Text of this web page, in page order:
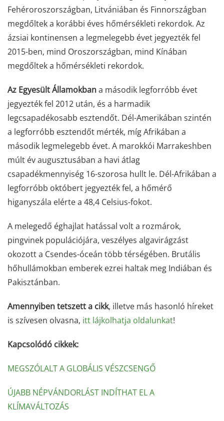
Fehéroroszországban, Litvániában és Finnországban
megdőltek a korábbi éves hőmérsékleti rekordok. Az
ázsiai kontinensen a legmelegebb évet jegyezték fel
2015-ben, mind Oroszországban, mind Kínában
megdőltek a hőmérsékleti rekordok.
Az Egyesült Államokbana második legforróbb évet
jegyezték fel 2012 után, és a harmadik
legcsapadékosabb esztendőt. Dél-Amerikában szintén
a legforróbb esztendőt mérték, míg Afrikában a
második legmelegebb évet. A marokkói Marrakeshben
múlt év augusztusában a havi átlag
csapadékmennyiség 16-szorosa hullt le. Dél-Afrikában a
legforróbb októbert jegyezték fel, a hőmérő
higanyszála elérte a 48,4 Celsius-fokot.
A melegedő éghajlat hatással volt a rozmárok,
pingvinek populációjára, veszélyes algavirágzást
okozott a Csendes-óceán több térségében. Brutális
hőhullámokban emberek ezrei haltak meg Indiában és
Pakisztánban.
Amennyiben tetszett a cikk, illetve más hasonló híreket
is szívesen olvasna, itt lájkolhatja oldalunkat!
Kapcsolódó cikkek:
MEGSZÓLALT A GLOBÁLIS VÉSZCSENGŐ
ÚJABB NÉPVÁNDORLÁST INDÍTHAT EL A
KLÍMAVÁLTOZÁS